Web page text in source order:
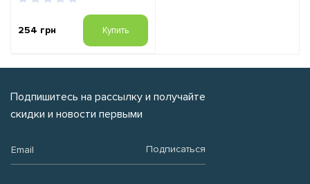
254 грн Купить
Подпишитесь на рассылку и получайте
скидки и новости первыми
Подписаться